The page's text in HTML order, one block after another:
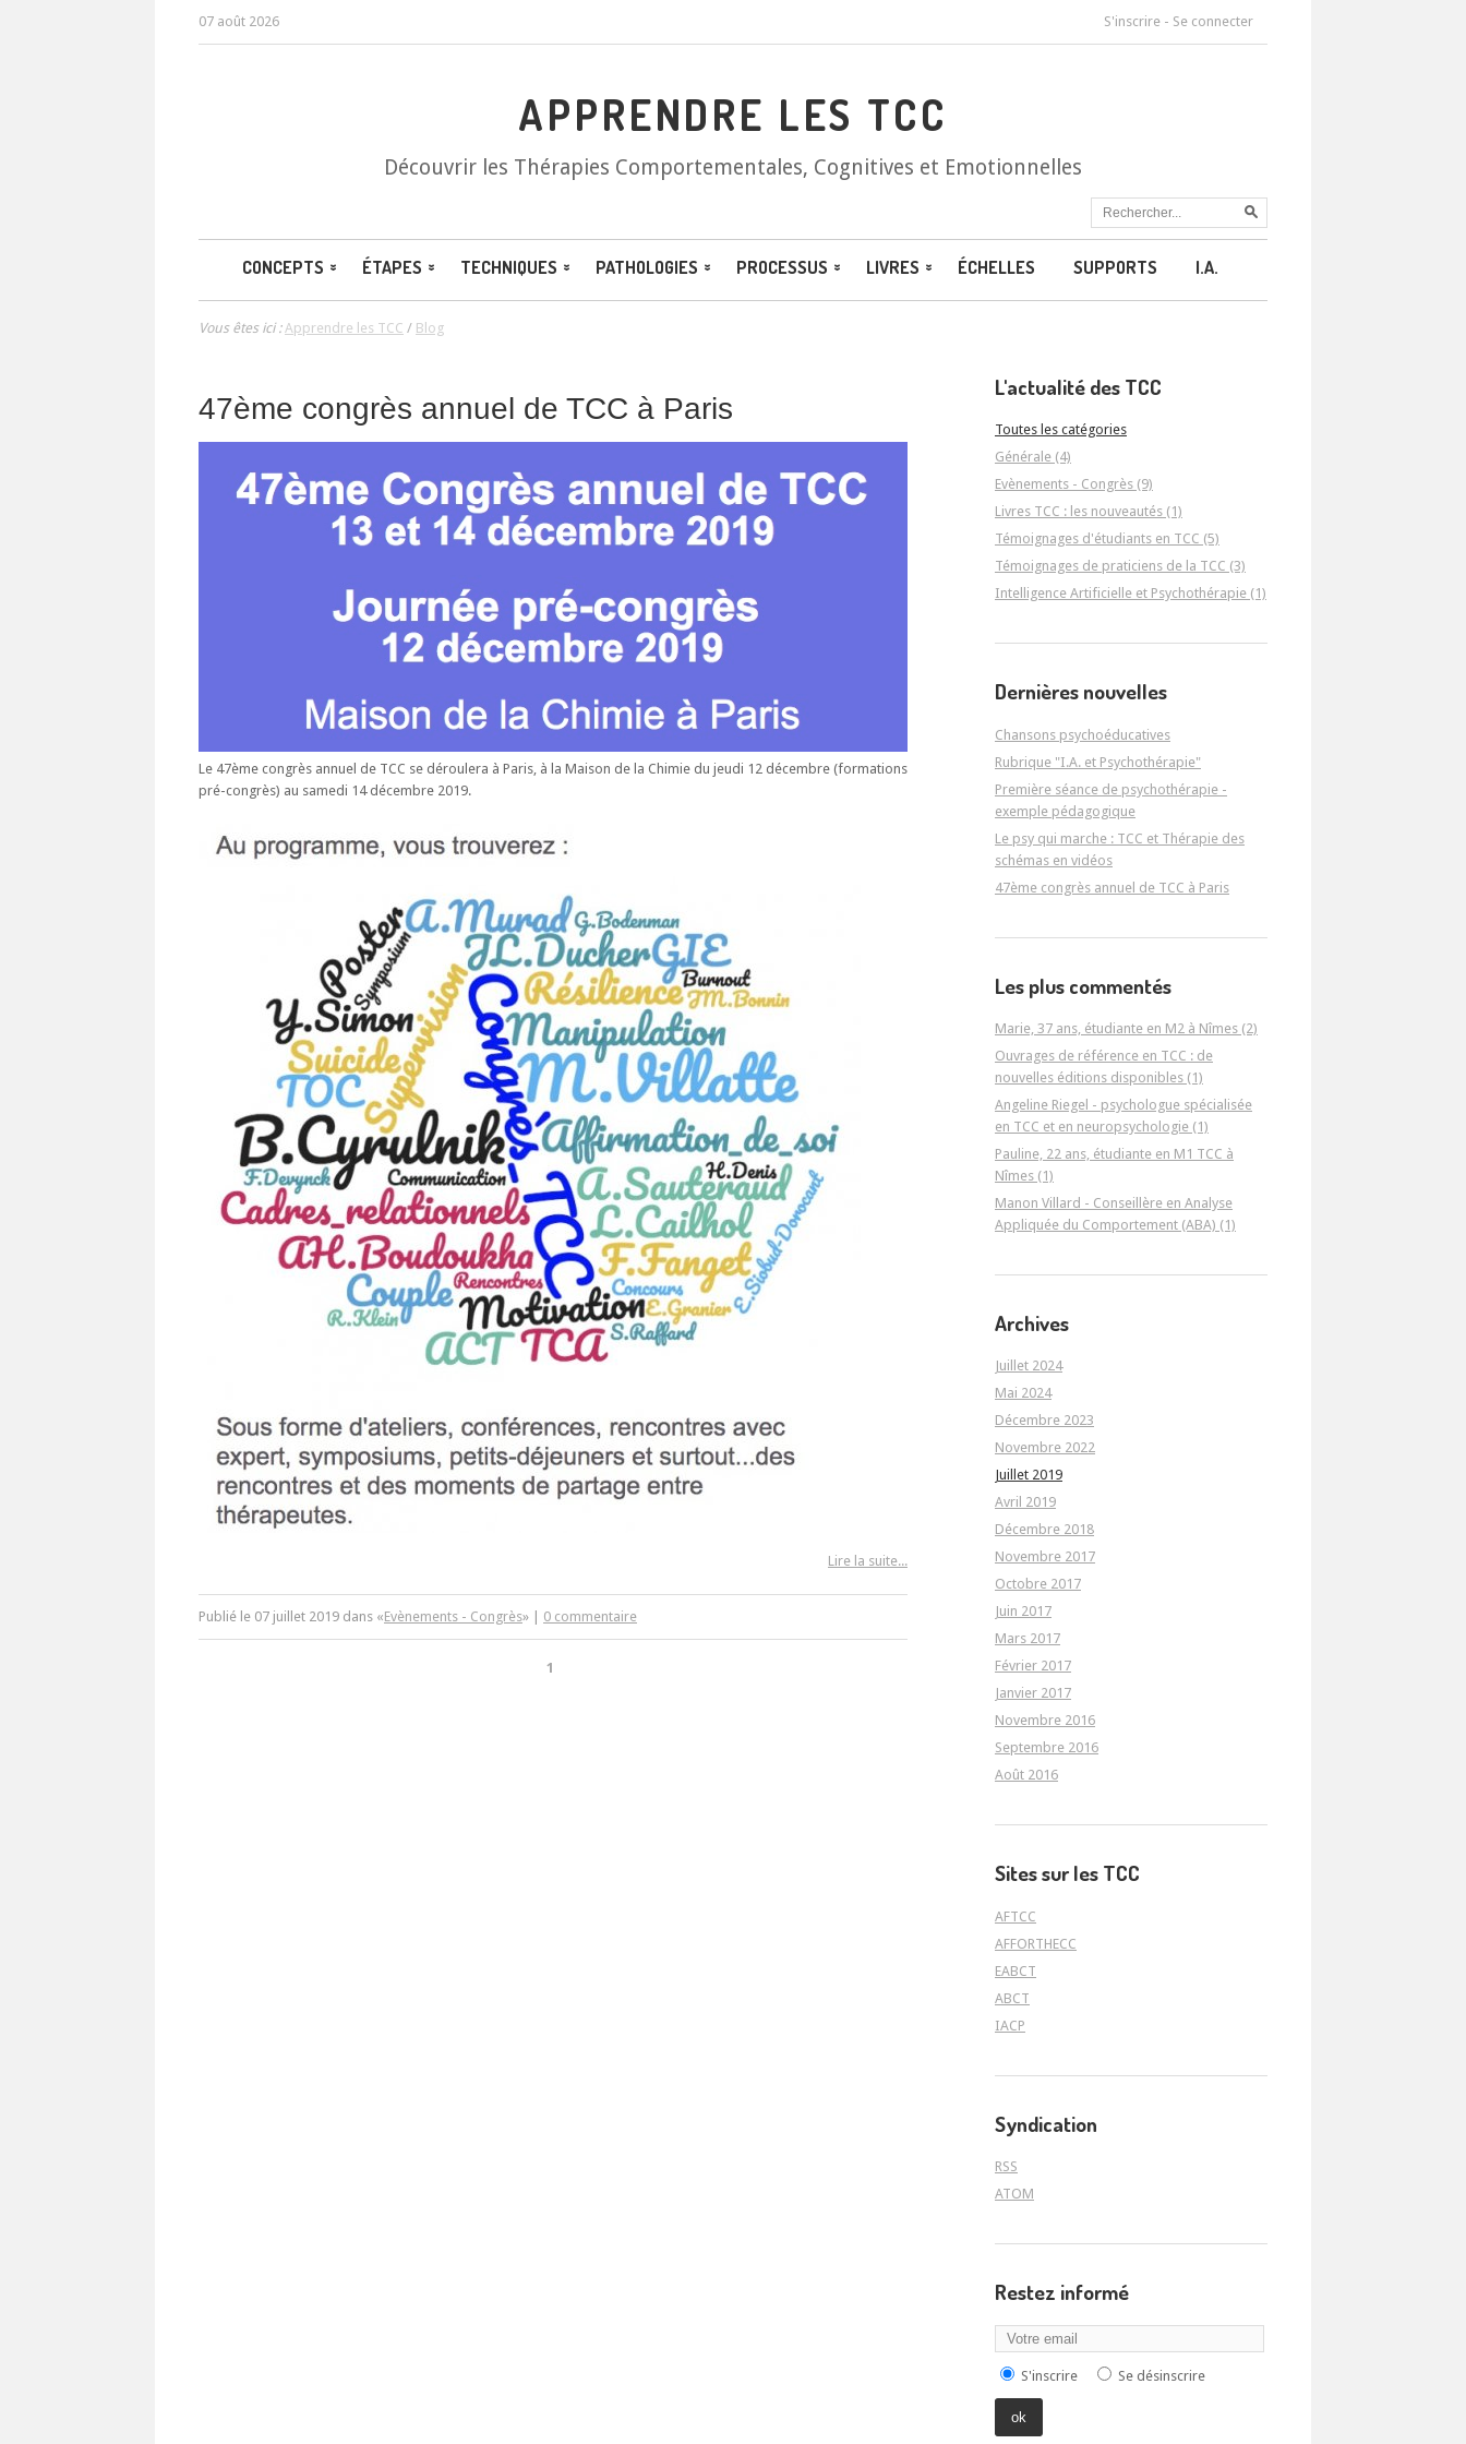
07 août 2026 S'inscrire - Se connecter
APPRENDRE LES TCC
Découvrir les Thérapies Comportementales, Cognitives et Emotionnelles
CONCEPTS ÉTAPES TECHNIQUES PATHOLOGIES PROCESSUS LIVRES ÉCHELLES SUPPORTS I.A.
Vous êtes ici :Apprendre les TCC / Blog
47ème congrès annuel de TCC à Paris
Le 47ème congrès annuel de TCC se déroulera à Paris, à la Maison de la Chimie du jeudi 12 décembre (formations
pré-congrès) au samedi 14 décembre 2019.
Lire la suite...
Publié le 07 juillet 2019 dans «Evènements - Congrès» | 0 commentaire
1
L'actualité des TCC
Toutes les catégories
Générale (4)
Evènements - Congrès (9)
Livres TCC : les nouveautés (1)
Témoignages d'étudiants en TCC (5)
Témoignages de praticiens de la TCC (3)
Intelligence Artificielle et Psychothérapie (1)
Dernières nouvelles
Chansons psychoéducatives
Rubrique "I.A. et Psychothérapie"
Première séance de psychothérapie -
exemple pédagogique
Le psy qui marche : TCC et Thérapie des
schémas en vidéos
47ème congrès annuel de TCC à Paris
Les plus commentés
Marie, 37 ans, étudiante en M2 à Nîmes (2)
Ouvrages de référence en TCC : de
nouvelles éditions disponibles (1)
Angeline Riegel - psychologue spécialisée
en TCC et en neuropsychologie (1)
Pauline, 22 ans, étudiante en M1 TCC à
Nîmes (1)
Manon Villard - Conseillère en Analyse
Appliquée du Comportement (ABA) (1)
Archives
Juillet 2024
Mai 2024
Décembre 2023
Novembre 2022
Juillet 2019
Avril 2019
Décembre 2018
Novembre 2017
Octobre 2017
Juin 2017
Mars 2017
Février 2017
Janvier 2017
Novembre 2016
Septembre 2016
Août 2016
Sites sur les TCC
AFTCC
AFFORTHECC
EABCT
ABCT
IACP
Syndication
RSS
ATOM
Restez informé
S'inscrire Se désinscrire